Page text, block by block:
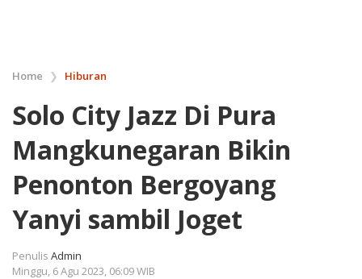
Home ❯ Hiburan
Solo City Jazz Di Pura
Mangkunegaran Bikin
Penonton Bergoyang
Yanyi sambil Joget
Penulis Admin
Minggu, 6 Agu 2023, 06:09 WIB